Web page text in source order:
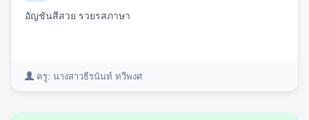
อัญชันสีสวย รวยรสภาษา
ครู: นางสาวธีรนันท์ ทวีพงศ